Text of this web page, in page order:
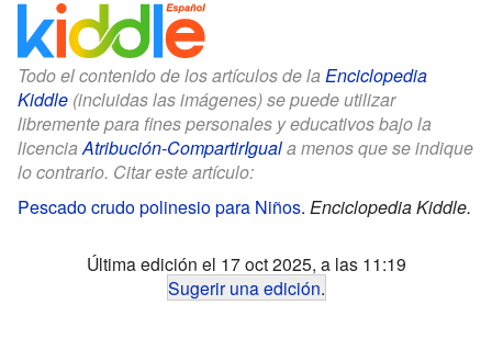
Todo el contenido de los artículos de la Enciclopedia
Kiddle (incluidas las imágenes) se puede utilizar
libremente para fines personales y educativos bajo la
licenciaAtribución-CompartirIguala menos que se indique
lo contrario. Citar este artículo:
Pescado crudo polinesio para Niños. Enciclopedia Kiddle.
Última edición el 17 oct 2025, a las 11:19
Sugerir una edición.